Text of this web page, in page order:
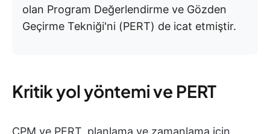
olan Program Değerlendirme ve Gözden
Geçirme Tekniği'ni (PERT) de icat etmiştir.
Kritik yol yöntemi ve PERT